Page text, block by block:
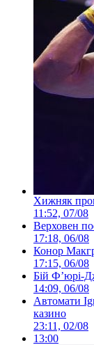
Хижняк
11:52, 07/08
Верховен
17:18, 06/08
Конор
17:15, 06/08
Бій Ф’юрі-
14:09, 06/08
Автомати
казино
23:11, 02/08
13:00